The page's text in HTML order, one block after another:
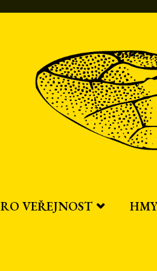
VEŘEJNOST